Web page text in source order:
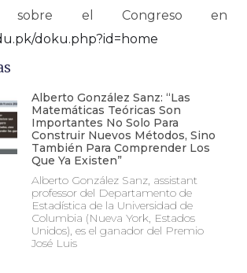
sobre el Congreso en
doku.php?id=home
Alberto González Sanz: “Las
Matemáticas Teóricas Son
Importantes No Solo Para
Construir Nuevos Métodos, Sino
También Para Comprender Los
Que Ya Existen”
Alberto González Sanz, assistant
professor del Departamento de
Estadística de la Universidad de
Columbia (Nueva York, Estados
Unidos), es el ganador del Premio
José Luis